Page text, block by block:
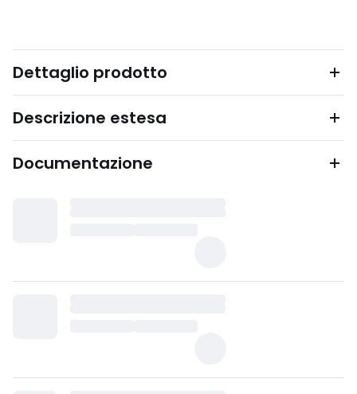
Dettaglio prodotto
Descrizione estesa
Documentazione